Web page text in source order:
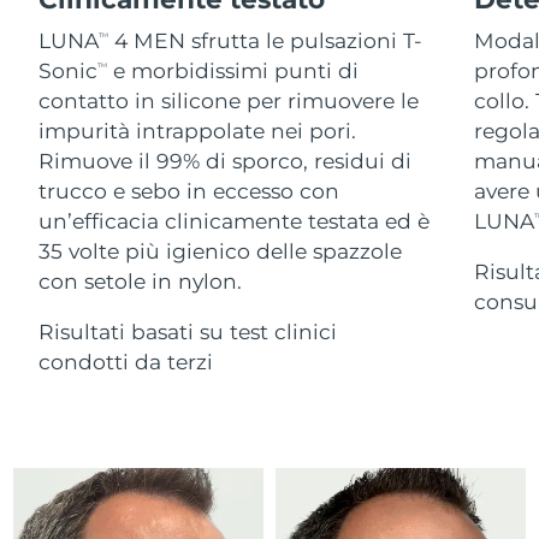
LUNATM
4 MEN sfrutta le pulsazioni T-
SonicTM
e morbidissimi punti di
contatto in silicone per rimuovere le
impurità intrappolate nei pori.
Rimuove il 99% di sporco, residui di
trucco e sebo in eccesso con
un’efficacia clinicamente testata ed è
35 volte più igienico delle spazzole
con setole in nylon.
Risultati basati su test clinici
condotti da terzi
collo.
LUNA
For healthy hair
Cosmetici Uomini
Vedi tutto
APP FOREO
CHI SIAMO
Israele Consegna stimata
Italia 8/12/26
Giappone Consegna stimata 8/15/26
Jersey Consegna stimata 8/17/26
Kazakistan Consegna stimata
8/12/26
Lettonia
Lituania Consegna stimata8/12/26